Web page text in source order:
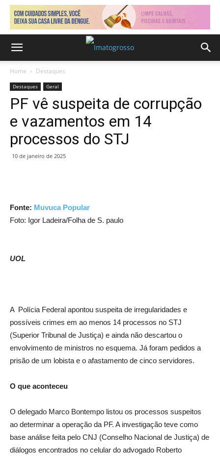
Home Destaques
Destaques Geral
PF vê suspeita de corrupção
e vazamentos em 14
processos do STJ
10 de janeiro de 2025
Fonte: Muvuca Popular
Foto: Igor Ladeira/Folha de S. paulo
UOL
A ​ Polícia Federal apontou suspeita de irregularidades e
possíveis crimes em ao menos 14 processos no STJ
(Superior Tribunal de Justiça) e ainda não descartou o
envolvimento de ministros no esquema. Já foram pedidos a
prisão de um lobista e o afastamento de cinco servidores.
O que aconteceu
O delegado Marco Bontempo listou os processos suspeitos
ao determinar a operação da PF. A investigação teve como
base análise feita pelo CNJ (Conselho Nacional de Justiça) de
diálogos encontrados no celular do advogado Roberto